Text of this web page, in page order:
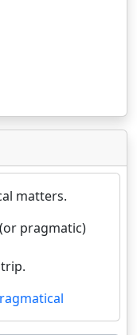
matters.
pragmatic)